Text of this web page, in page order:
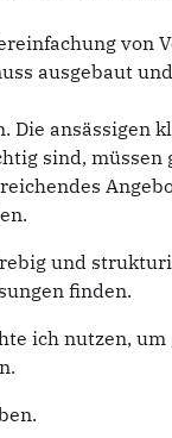
von
ausgebaut
ansässigen
sind, müssen
und
finden.
ich nutzen, um